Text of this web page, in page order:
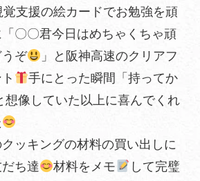
覚支援の絵カードでお勉強を頑
〇〇君今日はめちゃくちゃ頑
ぞ
」と阪神高速のクリアフ
手にとった瞬間「持ってか
想像していた以上に喜んでくれ
ッキングの材料の買い出しに
ち達
材料をメモ
して完璧